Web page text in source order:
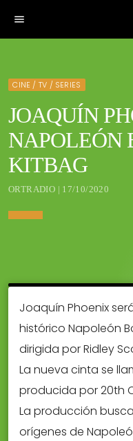
menu
CINE / TV / SERIES
JOAQUÍN
NAPOLEÓN
KITBAG
ORTRADIO | 17/10/2020
Joaquín Phoenix
histórico Napoleón
dirigida por Ridley
La nueva cinta se
producida por 20th
La producción
orígenes de